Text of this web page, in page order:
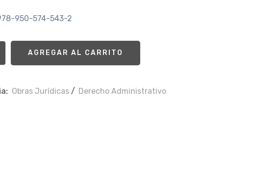
950-574-543-2
AGREGAR AL CARRITO
Obras Jurí­dicas / Derecho Administrativo